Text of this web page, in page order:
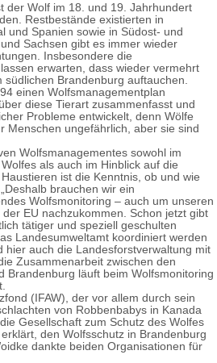
der Wolf im 18. und 19. Jahrhundert
Restbestände existierten in
und Spanien sowie in Südost- und
Sachsen gibt es immer wieder
Insbesondere die
erwarten, dass wieder vermehrt
Brandenburg auftauchen.
einen Wolfsmanagementplan
diese Tierart zusammenfasst und
Probleme entwickelt, denn Wölfe
Menschen ungefährlich, aber sie sind
Wolfsmanagementes sowohl im
als auch im Hinblick auf die
ist die Kenntnis, ob und wie
brauchen wir ein
Wolfsmonitoring – auch um unseren
EU nachzukommen. Schon jetzt gibt
tätiger und speziell geschulten
Landesumweltamt koordiniert werden
hier auch die Landesforstverwaltung mit
Zusammenarbeit zwischen den
Brandenburg läuft beim Wolfsmonitoring
(IFAW), der vor allem durch sein
von Robbenbabys in Kanada
Gesellschaft zum Schutz des Wolfes
den Wolfsschutz in Brandenburg
dankte beiden Organisationen für